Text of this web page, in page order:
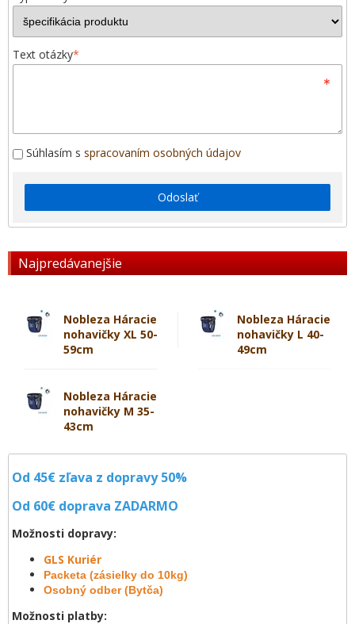
Od 45€ zľava z dopravy 50%
Od 60€ doprava ZADARMO
Možnosti dopravy:
GLS Kuriér
Packeta (zásielky do 10kg)
Osobný odber (Bytča)
Možnosti platby:
Najpredávanejšie
Nobleza Háracie
nohavičky XL 50-
59cm
Nobleza Háracie
nohavičky L 40-
49cm
Nobleza Háracie
nohavičky M 35-
43cm
Text otázky*
Súhlasím s spracovaním osobných údajov
Odoslať